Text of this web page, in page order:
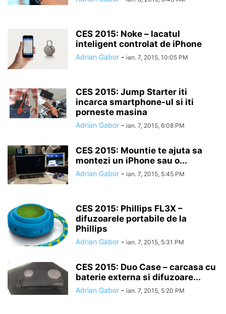
CES 2015: Noke – lacatul
inteligent controlat de iPhone
Adrian Gabor - ian. 7, 2015, 10:05 PM
CES 2015: Jump Starter iti
incarca smartphone-ul si iti
porneste masina
Adrian Gabor - ian. 7, 2015, 6:08 PM
CES 2015: Mountie te ajuta sa
montezi un iPhone sau o...
Adrian Gabor - ian. 7, 2015, 5:45 PM
CES 2015: Phillips FL3X –
difuzoarele portabile de la
Phillips
Adrian Gabor - ian. 7, 2015, 5:31 PM
CES 2015: Duo Case – carcasa cu
baterie externa si difuzoare...
Adrian Gabor - ian. 7, 2015, 5:20 PM